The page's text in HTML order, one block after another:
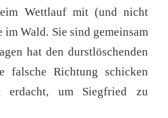
Wettlauf mit (und nicht
im Wald. Sie sind gemeinsam
hat den durstlöschenden
falsche Richtung schicken
erdacht, um Siegfried zu